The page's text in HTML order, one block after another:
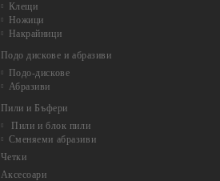
Клещи
Ножици
Накрайници
Подо дискове и абразиви
Подо-дискове
Абразиви
Пили и Бъфери
Пили и блок пили
Сменяеми абразиви
Четки
Аксесоари